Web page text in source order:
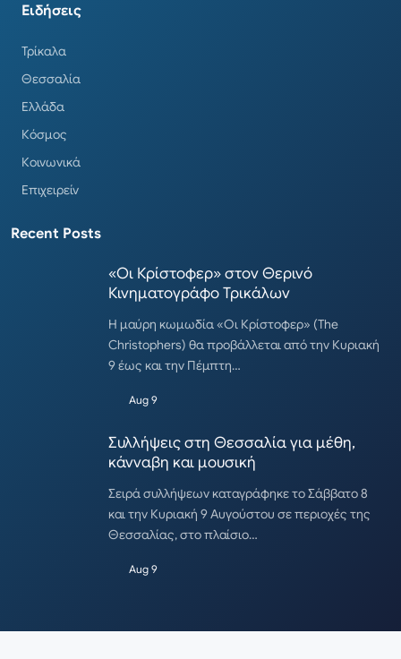
Ειδήσεις
Τρίκαλα
Θεσσαλία
Ελλάδα
Κόσμος
Κοινωνικά
Επιχειρείν
Recent Posts
«Οι Κρίστοφερ» στον Θερινό
Κινηματογράφο Τρικάλων
Η μαύρη κωμωδία «Οι Κρίστοφερ» (The
Christophers) θα προβάλλεται από την Κυριακή
9 έως και την Πέμπτη…
Aug 9
Συλλήψεις στη Θεσσαλία για μέθη,
κάνναβη και μουσική
Σειρά συλλήψεων καταγράφηκε το Σάββατο 8
και την Κυριακή 9 Αυγούστου σε περιοχές της
Θεσσαλίας, στο πλαίσιο…
Aug 9